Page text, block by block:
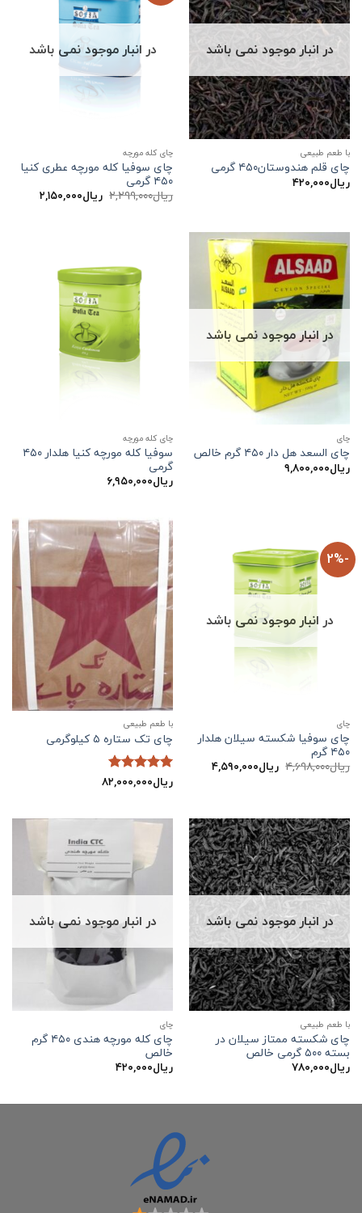
در انبار موجود نمی باشد
با طعم طبیعی
چای قلم هندوستان۴۵۰ گرمی
ریال۴۲۰,۰۰۰
در انبار موجود نمی باشد
چای کله مورچه
چای سوفیا کله مورچه عطری کنیا
۴۵۰ گرمی
ریال۲,۲۹۹,۰۰۰ قیمت
اصلی:
ریال۲,۱۵۰,۰۰۰قیمت
فعلی:
در انبار موجود نمی باشد
چاي
چای السعد هل دار ۴۵۰ گرم خالص
ریال۹,۸۰۰,۰۰۰
چای کله مورچه
سوفیا کله مورچه کنیا هلدار ۴۵۰
گرمی
ریال۶,۹۵۰,۰۰۰
-2%
در انبار موجود نمی باشد
چاي
چای سوفیا شکسته سیلان هلدار
۴۵۰ گرم
ریال۴,۶۹۸,۰۰۰ قیمت
اصلی:
ریال۴,۵۹۰,۰۰۰قیمت
فعلی:
با طعم طبیعی
چای تک ستاره ۵ کیلوگرمی
نمره5 از
ریال۸۲,۰۰۰,۰۰۰
در انبار موجود نمی باشد
با طعم طبیعی
چای شکسته ممتاز سیلان در
بسته ۵۰۰ گرمی خالص
ریال۷۸۰,۰۰۰
در انبار موجود نمی باشد
چاي
چای کله مورچه هندی ۴۵۰ گرم
خالص
ریال۴۲۰,۰۰۰